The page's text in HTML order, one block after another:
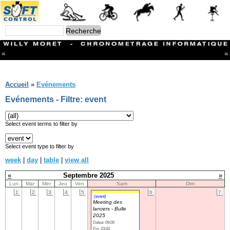
= =
Branches
CONTACT
Ski ALPIN
Triathlon
Ski Nordique
Courses à pieds
Athlétisme
Slalom In-Line
Caisse à savon
Coupe "Journal La Gruyère"
Hippisme
Accueil » Evénements
Evénements - Filtre: event
Select event terms to filter by
Select event type to filter by
week | day | table | view all
«
Septembre 2025 »
Lun Mar Mer Jeu Ven Sam
Dim
1
2 3 4 5 6
(event)
Meeting des
lancers - Bulle
2025
Début: 09:00
Fin: 23:00
7